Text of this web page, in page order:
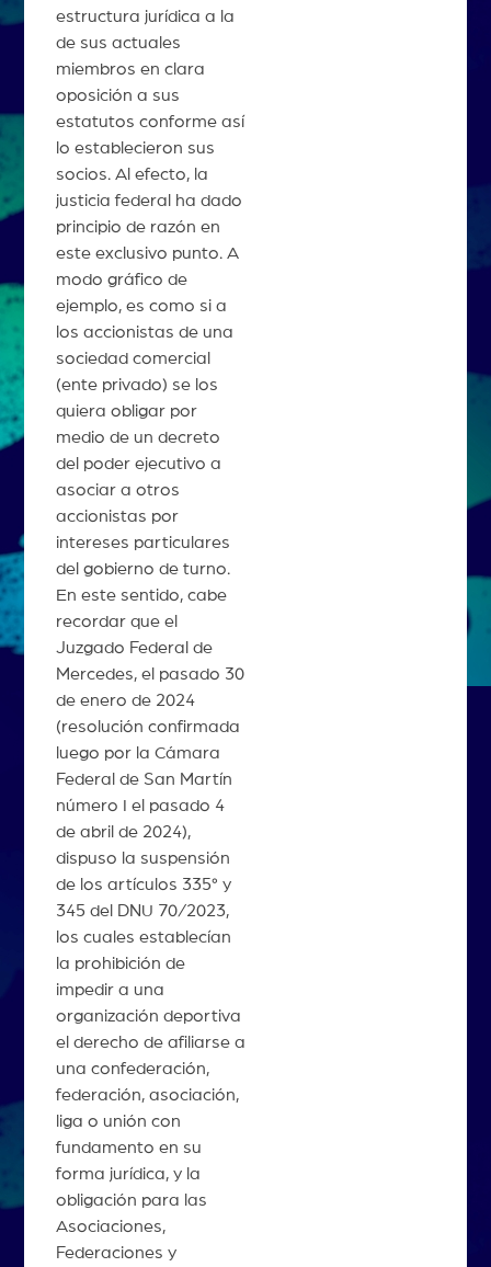
estructura jurídica a la
de sus actuales
miembros en clara
oposición a sus
estatutos conforme así
lo establecieron sus
socios. Al efecto, la
justicia federal ha dado
principio de razón en
este exclusivo punto. A
modo gráfico de
ejemplo, es como si a
los accionistas de una
sociedad comercial
(ente privado) se los
quiera obligar por
medio de un decreto
del poder ejecutivo a
asociar a otros
accionistas por
intereses particulares
del gobierno de turno.
En este sentido, cabe
recordar que el
Juzgado Federal de
Mercedes, el pasado 30
de enero de 2024
(resolución confirmada
luego por la Cámara
Federal de San Martín
número I el pasado 4
de abril de 2024),
dispuso la suspensión
de los artículos 335° y
345 del DNU 70/2023,
los cuales establecían
la prohibición de
impedir a una
organización deportiva
el derecho de afiliarse a
una confederación,
federación, asociación,
liga o unión con
fundamento en su
forma jurídica, y la
obligación para las
Asociaciones,
Federaciones y